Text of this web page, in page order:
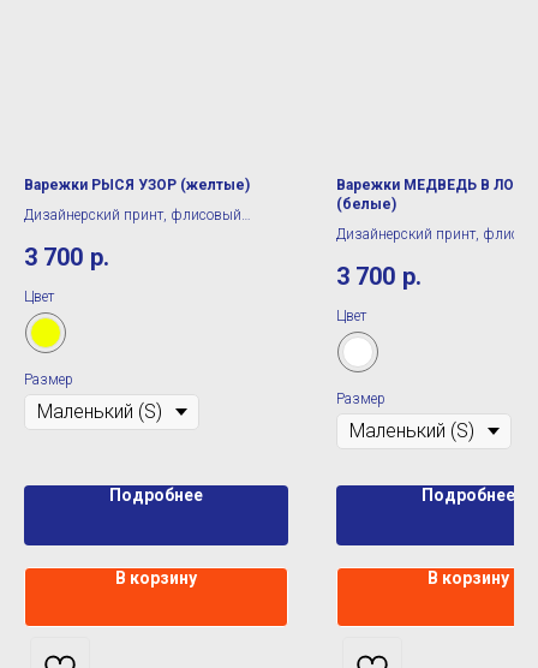
Варежки РЫСЯ УЗОР (желтые)
Дизайнерский принт, флисовый
3 700 р.
Цвет
Размер
Подробнее
В корзину
Варежки МЕДВЕДЬ В
(белые)
Дизайнерский принт,
3 700 р.
Цвет
Размер
Подробнее
В корзину